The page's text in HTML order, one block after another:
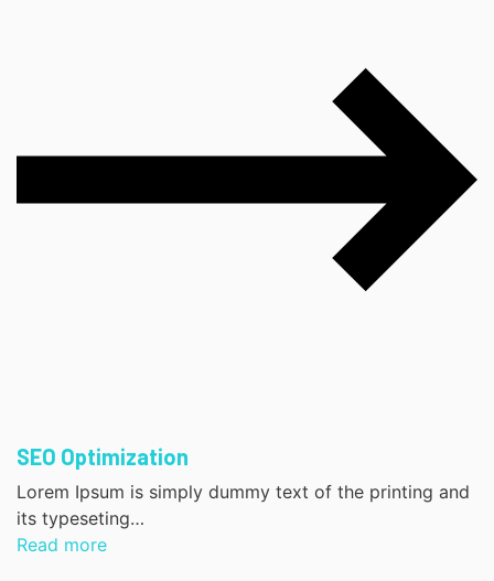
SEO Optimization
Lorem Ipsum is simply dummy text of the printing and
its typeseting…
Read more